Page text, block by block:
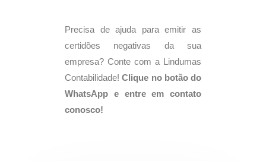
Precisa de ajuda para emitir as
certidões negativas da sua
empresa? Conte com a Lindumas
Contabilidade!Clique no botão do
WhatsApp e entre em contato
conosco!